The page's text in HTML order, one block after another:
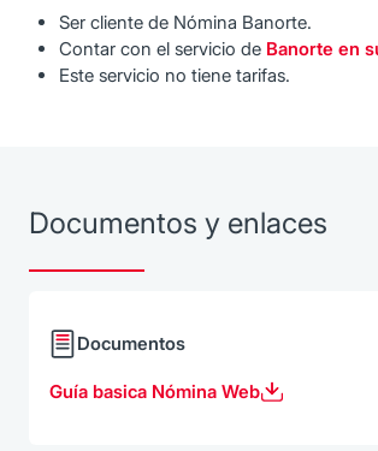
Ser cliente de Nómina Banorte.
Contar con el servicio de Banorte en
Este servicio no tiene tarifas.
Documentos y enlaces
Documentos
Guía basica Nómina Web